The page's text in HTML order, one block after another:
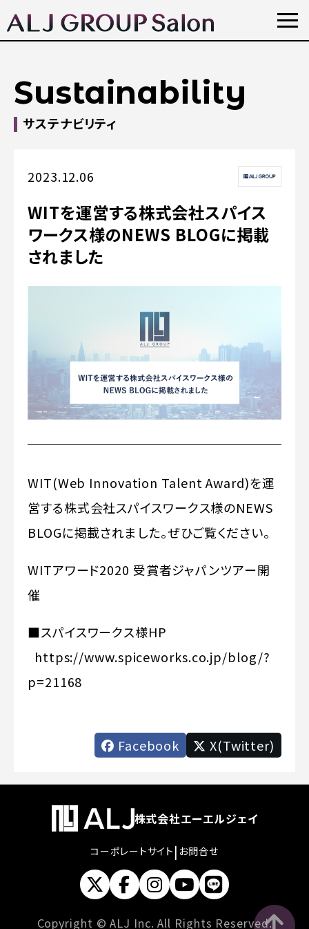
Sustainability
サステナビリティ
2023.12.06
WITを運営する株式会社スパイス
ワークス様のNEWS BLOGに掲載
されました
WIT(Web Innovation Talent Award)を運
営する株式会社スパイスワークス様のNEWS
BLOGに掲載されました。ぜひご覧ください。
WITアワード2020 受賞者ジャパンツアー開
催
■スパイスワークス様HP
https://www.spiceworks.co.jp/blog/?
p=21168
Facebook X(Twitter)
株式会社エーエルジェイ
コーポレートサイト | お問合せ
Copyright © ALJ Inc. All Rights Reserved.